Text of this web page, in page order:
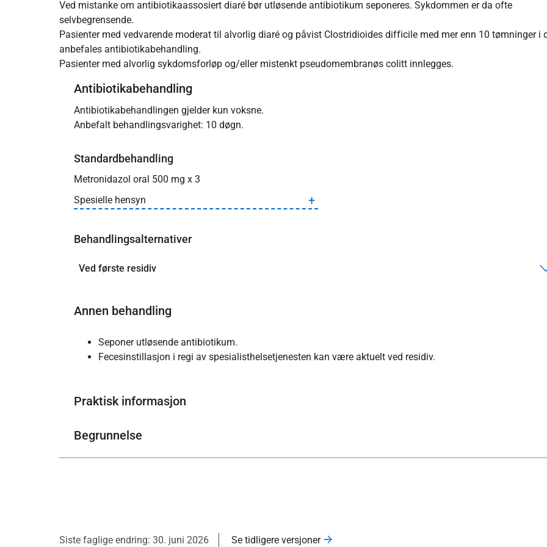
Ved mistanke om antibiotikaassosiert diaré bør utløsende antibiotikum seponeres. Sykdommen er da ofte
selvbegrensende.
Pasienter med vedvarende moderat til alvorlig diaré og påvist Clostridioides difficile med mer enn 10 tømninger i
anbefales antibiotikabehandling.
Pasienter med alvorlig sykdomsforløp og/eller mistenkt pseudomembranøs colitt innlegges.
Antibiotikabehandling
Antibiotikabehandlingen gjelder kun voksne.
Anbefalt behandlingsvarighet: 10 døgn.
Standardbehandling
Metronidazol oral 500 mg x 3
Spesielle hensyn
Behandlingsalternativer
Ved første residiv
Annen behandling
Seponer utløsende antibiotikum.
Fecesinstillasjon i regi av spesialisthelsetjenesten kan være aktuelt ved residiv.
Praktisk informasjon
Begrunnelse
Siste faglige endring: 30. juni 2026 Se tidligere versjoner